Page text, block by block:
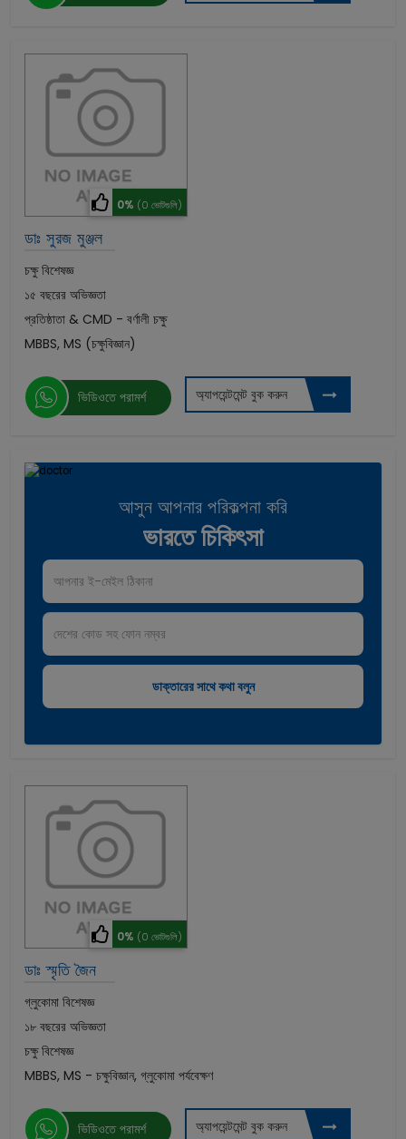
0% (0 ভোটগুলি)
ডাঃ সুরজ মুঞ্জল
চক্ষু বিশেষজ্ঞ
১৫ বছরের অভিজ্ঞতা
প্রতিষ্ঠাতা & CMD - বর্ণালী চক্ষু
MBBS, MS (চক্ষুবিজ্ঞান)
ভিডিওতে পরামর্শ অ্যাপয়েন্টমেন্ট বুক করুন
আসুন আপনার পরিকল্পনা করি
ভারতে চিকিৎসা
0% (0 ভোটগুলি)
ডাঃ স্মৃতি জৈন
গ্লুকোমা বিশেষজ্ঞ
১৮ বছরের অভিজ্ঞতা
চক্ষু বিশেষজ্ঞ
MBBS, MS - চক্ষুবিজ্ঞান, গ্লুকোমা পর্যবেক্ষণ
ভিডিওতে পরামর্শ অ্যাপয়েন্টমেন্ট বুক করুন